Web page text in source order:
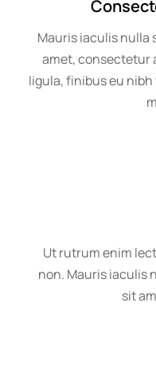
Mauris iaculis nulla
amet, consectetur
ligula, finibus eu
Ut rutrum enim
non. Mauris iaculis
sit